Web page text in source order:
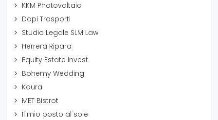
KKM Photovoltaic
Dapi Trasporti
Studio Legale SLM Law
Herrera Ripara
Equity Estate Invest
Bohemy Wedding
Koura
MET Bistrot
Il mio posto al sole